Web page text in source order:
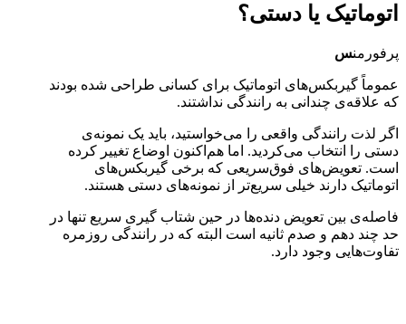
اتوماتیک یا دستی؟
پرفورمنس
عموماً گیربکس‌های اتوماتیک برای کسانی طراحی شده بودند
که علاقه‌ی چندانی به رانندگی نداشتند.
اگر لذت رانندگی واقعی را می‌خواستید، باید یک نمونه‌ی
دستی را انتخاب می‌کردید. اما هم‌اکنون اوضاع تغییر کرده
است. تعویض‌های فوق‌سریعی که برخی گیربکس‌های
اتوماتیک دارند خیلی سریع‌تر از نمونه‌های دستی هستند.
فاصله‌ی بین تعویض دنده‌ها در حین شتاب گیری سریع تنها در
حد چند دهم و صدم ثانیه است البته که در رانندگی روزمره
تفاوت‌هایی وجود دارد.